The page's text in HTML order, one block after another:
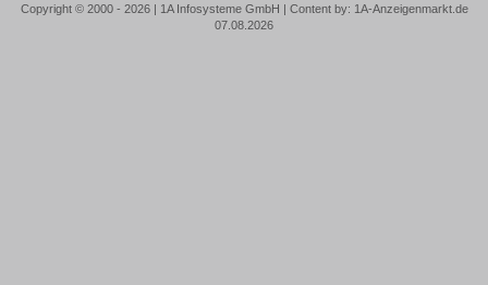
Copyright © 2000 - 2026 | 1A Infosysteme GmbH | Content by: 1A-Anzeigenmarkt.de
07.08.2026